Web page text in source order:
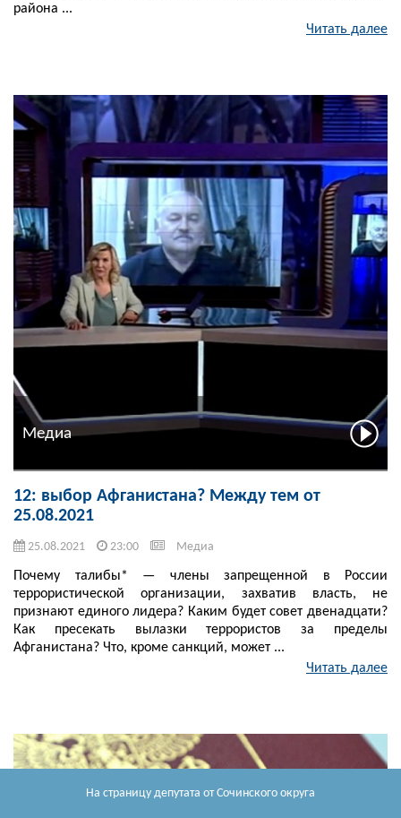
На страницу депутата от Сочинского округа
района ...
Читать далее
Медиа
12: выбор Афганистана? Между тем от
25.08.2021
25.08.2021 23:00 Медиа
Почему талибы* — члены запрещенной в России
террористической организации, захватив власть, не
признают единого лидера? Каким будет совет двенадцати?
Как пресекать вылазки террористов за пределы
Афганистана? Что, кроме санкций, может ...
Читать далее